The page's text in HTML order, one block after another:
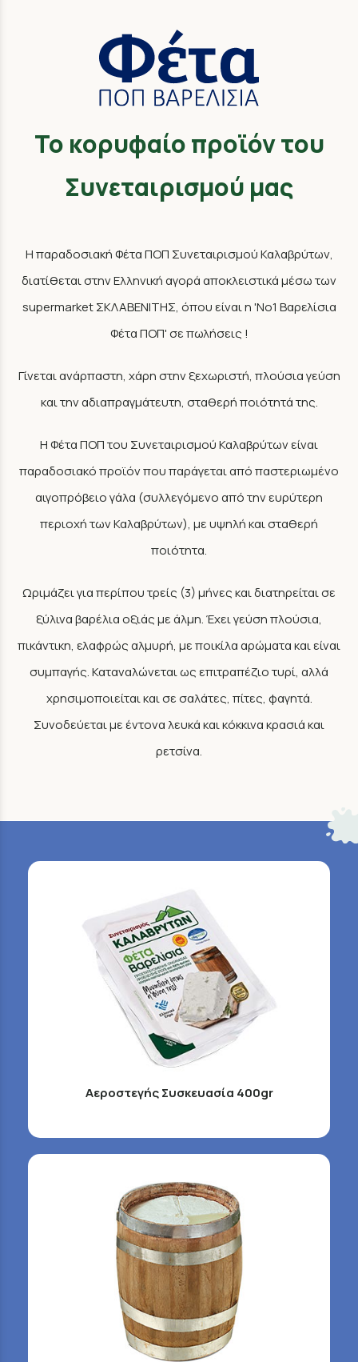
Το κορυφαίο προϊόν του
Συνεταιρισμού μας
Η παραδοσιακή Φέτα ΠΟΠ Συνεταιρισμού Καλαβρύτων,
διατίθεται στην Ελληνική αγορά αποκλειστικά μέσω των
supermarket ΣΚΛΑΒΕΝΙΤΗΣ, όπου είναι η 'Νο1 Βαρελίσια
Φέτα ΠΟΠ' σε πωλήσεις !
Γίνεται ανάρπαστη, χάρη στην ξεχωριστή, πλούσια γεύση
και την αδιαπραγμάτευτη, σταθερή ποιότητά της.
Η Φέτα ΠΟΠ του Συνεταιρισμού Καλαβρύτων είναι
παραδοσιακό προϊόν που παράγεται από παστεριωμένο
αιγοπρόβειο γάλα (συλλεγόμενο από την ευρύτερη
περιοχή των Καλαβρύτων), με υψηλή και σταθερή
ποιότητα.
Ωριμάζει για περίπου τρείς (3) μήνες και διατηρείται σε
ξύλινα βαρέλια οξιάς με άλμη. Έχει γεύση πλούσια,
πικάντικη, ελαφρώς αλμυρή, με ποικίλα αρώματα και είναι
συμπαγής. Καταναλώνεται ως επιτραπέζιο τυρί, αλλά
χρησιμοποιείται και σε σαλάτες, πίτες, φαγητά.
Συνοδεύεται με έντονα λευκά και κόκκινα κρασιά και
ρετσίνα.
Αεροστεγής Συσκευασία 400gr